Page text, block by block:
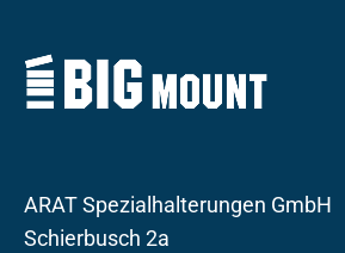
ARAT Spezialhalterungen GmbH
Schierbusch 2a